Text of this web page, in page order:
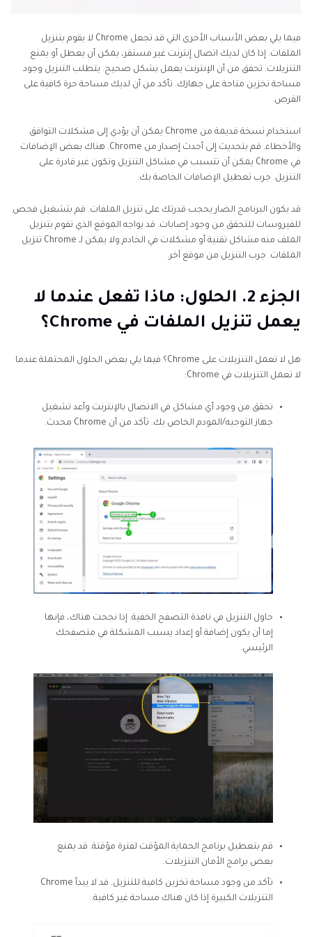
فيما يلي بعض الأسباب الأخرى التي قد تجعل Chrome لا يقوم بتنزيل
الملفات. إذا كان لديك اتصال إنترنت غير مستقر، يمكن أن يعطل أو يمنع
التنزيلات. تحقق من أن الإنترنت يعمل بشكل صحيح. يتطلب التنزيل وجود
مساحة تخزين متاحة على جهازك. تأكد من أن لديك مساحة حرة كافية على
القرص.
استخدام نسخة قديمة من Chrome يمكن أن يؤدي إلى مشكلات التوافق
والأخطاء. قم بتحديث إلى أحدث إصدار من Chrome. هناك بعض الإضافات
في Chrome يمكن أن تتسبب في مشاكل التنزيل وتكون غير قادرة على
التنزيل. جرب تعطيل الإضافات الخاصة بك.
قد يكون البرنامج الضار يحجب قدرتك على تنزيل الملفات. قم بتشغيل فحص
للفيروسات للتحقق من وجود إصابات. قد يواجه الموقع الذي تقوم بتنزيل
الملف منه مشاكل تقنية أو مشكلات في الخادم ولا يمكن لـ Chrome تنزيل
الملفات. جرب التنزيل من موقع آخر.
الجزء 2. الحلول: ماذا تفعل عندما لا
يعمل تنزيل الملفات في Chrome؟
هل لا تعمل التنزيلات على Chrome؟ فيما يلي بعض الحلول المحتملة عندما
لا تعمل التنزيلات في Chrome:
تحقق من وجود أي مشاكل في الاتصال بالإنترنت وأعد تشغيل
جهاز التوجيه/المودم الخاص بك. تأكد من أن Chrome محدث.
حاول التنزيل في نافذة التصفح الخفية. إذا نجحت هناك، فإنها
إما أن يكون إضافة أو إعداد يسبب المشكلة في متصفحك
الرئيسي.
قم بتعطيل برنامج الحماية المؤقت لفترة مؤقتة. قد يمنع
بعض برامج الأمان التنزيلات.
تأكد من وجود مساحة تخزين كافية للتنزيل. قد لا يبدأ Chrome
التنزيلات الكبيرة إذا كان هناك مساحة غير كافية.